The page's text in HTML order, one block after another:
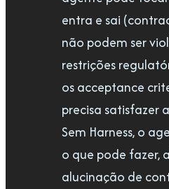
entra e sai
não podem ser
restrições
os acceptance
precisa satisfazer
Sem Harness, o
o que pode fazer,
alucinação de